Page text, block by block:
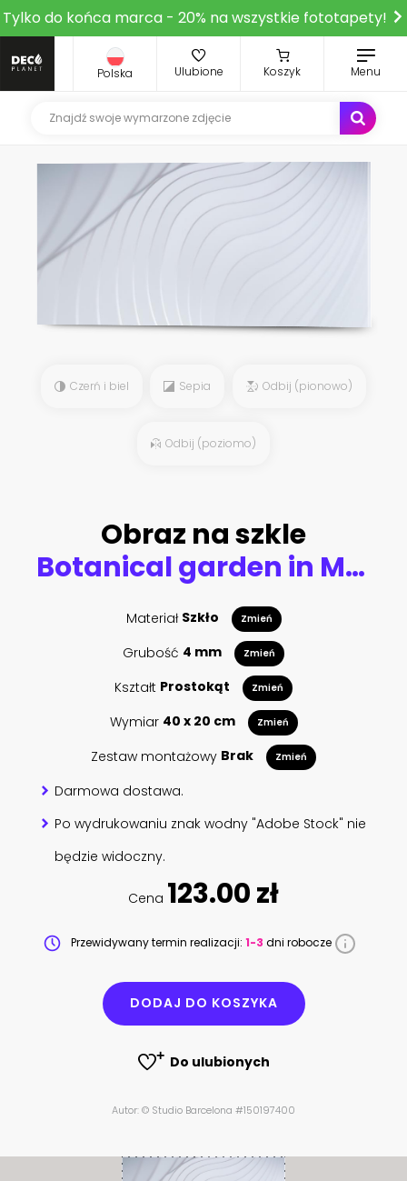
Tylko do końca marca - 20% na wszystkie fototapety!
Polska Ulubione Koszyk Menu
Czerń i biel Sepia Odbij (pionowo)
Odbij (poziomo)
Obraz na szkle
Botanical garden in Miami
Materiał Szkło Zmień
Grubość 4 mm Zmień
Kształt Prostokąt Zmień
Wymiar 40 x 20 cm Zmień
Zestaw montażowy Brak Zmień
Darmowa dostawa.
Po wydrukowaniu znak wodny "Adobe Stock" nie
będzie widoczny.
Cena 123.00 zł
Przewidywany termin realizacji: 1-3 dni robocze
DODAJ DO KOSZYKA
Do ulubionych
Autor: © Studio Barcelona #150197400